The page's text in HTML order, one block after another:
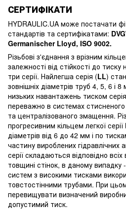
СЕРТИФІКАТИ
HYDRAULIC.UA може постачати
стандартів та сертифікатами:
Germanischer Lloyd, ISO 9002.
Різьбові з'єднання з врізним
залежності від стійкості до
три серії. Найлегша серія (LL)
зовнішніх діаметрів труб 4, 5, 6 і
низьких навантажень тиском
переважно в системах стисненого
та централізованого змащення.
прогресивним кільцем легкої серії
діаметрів від 6 до 42 мм і по
частину вироблених гідравлічних
серії складаються відповідно всіх
товщині стінок, в даному випадку
систем з високими тисками
товстостінними трубами. При
перевищувати визначений
допустимий тиск.